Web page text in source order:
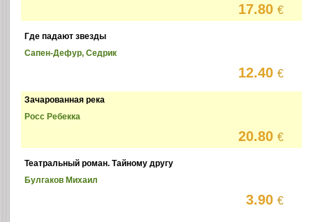
17.80€
Где падают звезды
Сапен-Дефур, Седрик
12.40€
Зачарованная река
Росс Ребекка
20.80€
Театральный роман. Тайному другу
Булгаков Михаил
3.90€